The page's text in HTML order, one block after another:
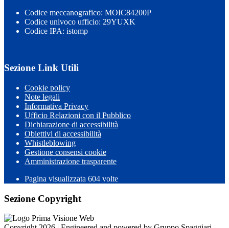
Codice meccanografico: MOIC84200P
Codice univoco ufficio: 29YUXK
Codice IPA: istomp
Sezione Link Utili
Cookie policy
Note legali
Informativa Privacy
Ufficio Relazioni con il Pubblico
Dichiarazione di accessibilità
Obiettivi di accessibilità
Whistleblowing
Gestione consensi cookie
Amministrazione trasparente
Pagina visualizzata 604 volte
Sezione Copyright